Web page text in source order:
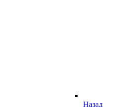
Назад